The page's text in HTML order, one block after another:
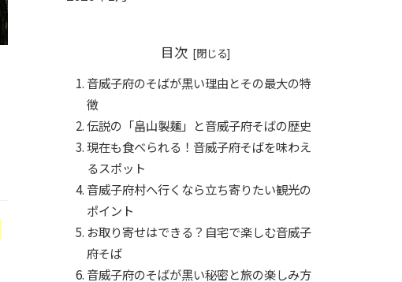
目次
音威子府のそばが黒い理由とその最大の特
徴
伝説の「畠山製麺」と音威子府そばの歴史
現在も食べられる！音威子府そばを味わえ
るスポット
音威子府村へ行くなら立ち寄りたい観光の
ポイント
お取り寄せはできる？自宅で楽しむ音威子
府そば
音威子府のそばが黒い秘密と旅の楽しみ方